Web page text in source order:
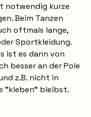
notwendig kurze
Beim Tanzen
oftmals lange,
Sportkleidung.
ist es dann von
besser an der Pole
z.B. nicht in
"kleben" bleibst.